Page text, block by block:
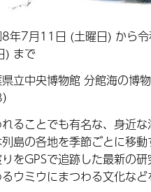
8年7月11日 (土曜日) から
) まで
立中央博物館 分館海の博
ることでも有名な、身近な
島の各地を季節ごとに移
をGPSで追跡した最新の
ウミウにまつわる文化な